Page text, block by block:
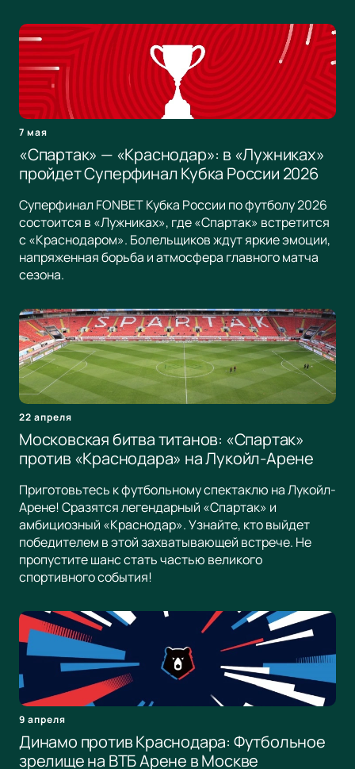
7 мая
«Спартак» — «Краснодар»: в «Лужниках»
пройдет Суперфинал Кубка России 2026
Суперфинал FONBET Кубка России по футболу 2026
состоится в «Лужниках», где «Спартак» встретится
с «Краснодаром». Болельщиков ждут яркие эмоции,
напряженная борьба и атмосфера главного матча
сезона.
22 апреля
Московская битва титанов: «Спартак»
против «Краснодара» на Лукойл-Арене
Приготовьтесь к футбольному спектаклю на Лукойл-
Арене! Сразятся легендарный «Спартак» и
амбициозный «Краснодар». Узнайте, кто выйдет
победителем в этой захватывающей встрече. Не
пропустите шанс стать частью великого
спортивного события!
9 апреля
Динамо против Краснодара: Футбольное
зрелище на ВТБ Арене в Москве